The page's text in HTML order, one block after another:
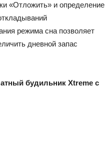
«Отложить» и определение
режима сна позволяет
дневной запас
будильник Xtreme с